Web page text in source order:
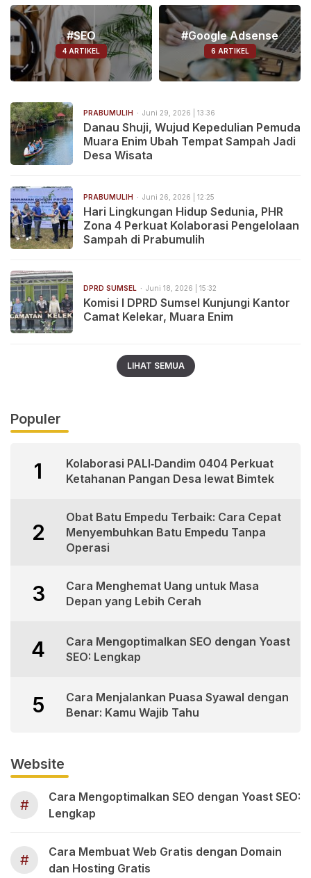
#SEO
4 ARTIKEL
#Google Adsense
6 ARTIKEL
PRABUMULIH Juni 29, 2026 | 13:36
Danau Shuji, Wujud Kepedulian Pemuda
Muara Enim Ubah Tempat Sampah Jadi
Desa Wisata
PRABUMULIH Juni 26, 2026 | 12:25
Hari Lingkungan Hidup Sedunia, PHR
Zona 4 Perkuat Kolaborasi Pengelolaan
Sampah di Prabumulih
DPRD SUMSEL Juni 18, 2026 | 15:32
Komisi I DPRD Sumsel Kunjungi Kantor
Camat Kelekar, Muara Enim
LIHAT SEMUA
Populer
1
Kolaborasi PALI‑Dandim 0404 Perkuat
Ketahanan Pangan Desa lewat Bimtek
2
Obat Batu Empedu Terbaik: Cara Cepat
Menyembuhkan Batu Empedu Tanpa
Operasi
3
Cara Menghemat Uang untuk Masa
Depan yang Lebih Cerah
4
Cara Mengoptimalkan SEO dengan Yoast
SEO: Lengkap
5
Cara Menjalankan Puasa Syawal dengan
Benar: Kamu Wajib Tahu
Website
#
Cara Mengoptimalkan SEO dengan Yoast SEO:
Lengkap
#
Cara Membuat Web Gratis dengan Domain
dan Hosting Gratis